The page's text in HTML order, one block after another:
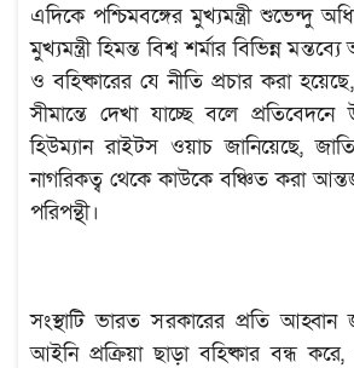
এদিকে পশ্চিমবঙ্গের মুখ্যমন্ত্রী শুভেন্দু
মুখ্যমন্ত্রী হিমন্ত বিশ্ব শর্মার বিভিন্ন
ও বহিষ্কারের যে নীতি প্রচার করা
সীমান্তে দেখা যাচ্ছে বলে
হিউম্যান রাইটস ওয়াচ জানিয়েছে,
নাগরিকত্ব থেকে কাউকে বঞ্চিত করা
পরিপন্থী।
সংস্থাটি ভারত সরকারের প্রতি আহ্বান
আইনি প্রক্রিয়া ছাড়া বহিষ্কার বন্ধ করে,